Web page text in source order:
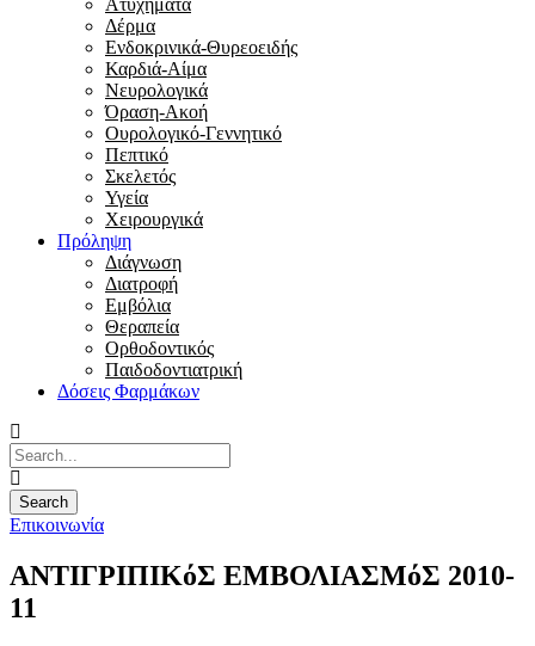
Ατυχήματα
Δέρμα
Ενδοκρινικά-Θυρεοειδής
Καρδιά-Αίμα
Νευρολογικά
Όραση-Ακοή
Ουρολογικό-Γεννητικό
Πεπτικό
Σκελετός
Υγεία
Χειρουργικά
Πρόληψη
Διάγνωση
Διατροφή
Εμβόλια
Θεραπεία
Ορθοδοντικός
Παιδοδοντιατρική
Δόσεις Φαρμάκων
Επικοινωνία
ΑΝΤΙΓΡΙΠΙΚόΣ ΕΜΒΟΛΙΑΣΜόΣ 2010-
11